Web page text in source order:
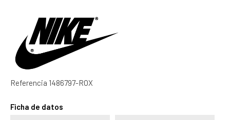
Referencia 1486797-ROX
Ficha de datos